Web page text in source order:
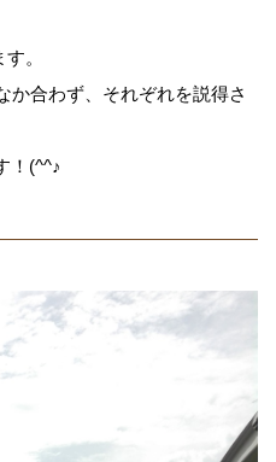
。
か合わず、それぞれを説得さ
！(^^♪